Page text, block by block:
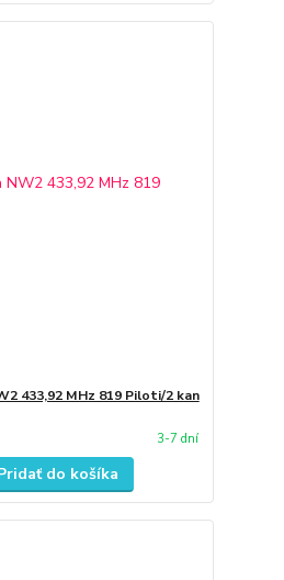
433,92 MHz 819 Piloti/2 kan
3-7 dní
do košíka